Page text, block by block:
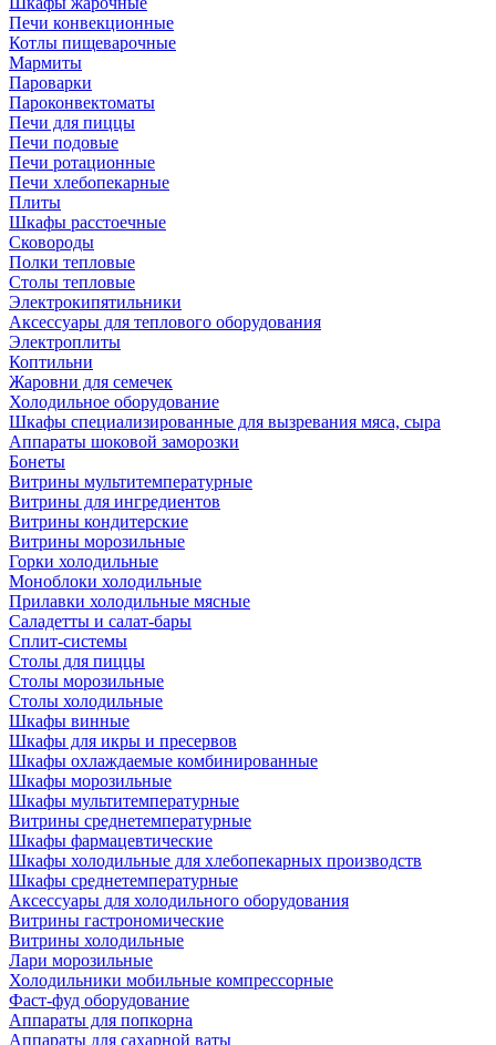
Печи конвекционные
Котлы пищеварочные
Мармиты
Пароварки
Пароконвектоматы
Печи для пиццы
Печи подовые
Печи ротационные
Печи хлебопекарные
Плиты
Шкафы расстоечные
Сковороды
Полки тепловые
Столы тепловые
Электрокипятильники
Аксессуары для теплового оборудования
Электроплиты
Коптильни
Жаровни для семечек
Холодильное оборудование
Шкафы специализированные для вызревания мяса, сыра
Аппараты шоковой заморозки
Бонеты
Витрины мультитемпературные
Витрины для ингредиентов
Витрины кондитерские
Витрины морозильные
Горки холодильные
Моноблоки холодильные
Прилавки холодильные мясные
Саладетты и салат-бары
Сплит-системы
Столы для пиццы
Столы морозильные
Столы холодильные
Шкафы винные
Шкафы для икры и пресервов
Шкафы охлаждаемые комбинированные
Шкафы морозильные
Шкафы мультитемпературные
Витрины среднетемпературные
Шкафы фармацевтические
Шкафы холодильные для хлебопекарных производств
Шкафы среднетемпературные
Аксессуары для холодильного оборудования
Витрины гастрономические
Витрины холодильные
Лари морозильные
Холодильники мобильные компрессорные
Фаст-фуд оборудование
Аппараты для попкорна
Аппараты для сахарной ваты